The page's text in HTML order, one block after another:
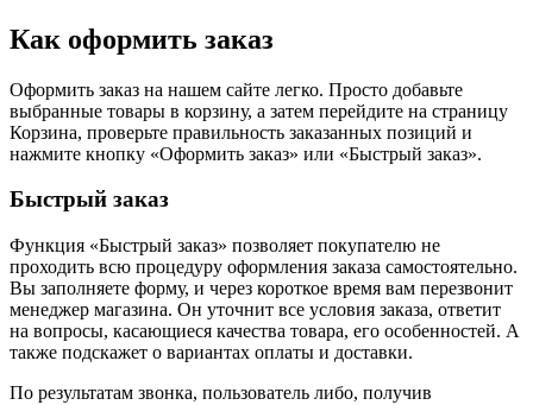
Как оформить заказ
Оформить заказ на нашем сайте легко. Просто добавьте
выбранные товары в корзину, а затем перейдите на страницу
Корзина, проверьте правильность заказанных позиций и
нажмите кнопку «Оформить заказ» или «Быстрый заказ».
Быстрый заказ
Функция «Быстрый заказ» позволяет покупателю не
проходить всю процедуру оформления заказа самостоятельно.
Вы заполняете форму, и через короткое время вам перезвонит
менеджер магазина. Он уточнит все условия заказа, ответит
на вопросы, касающиеся качества товара, его особенностей. А
также подскажет о вариантах оплаты и доставки.
По результатам звонка, пользователь либо, получив